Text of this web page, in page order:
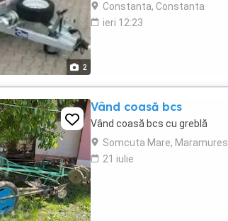
2
Constanta, Constanta
ieri 12:23
Vând coasă bcs
Vând coasă bcs cu greblă
Somcuta Mare, Maramures
21 iulie